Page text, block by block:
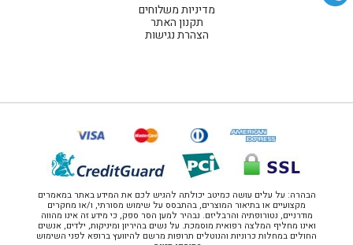
מדיניות משלוחים
תקנון האתר
הצהרת נגישות
הבהרה: על עלים עושה כמיטב יכולתה להגיש לכם את המידע באתר במאמרים
מקצועיים או בתיאור המוצרים, בהתבסס על שימוש מסורתי, ו/או מחקרים
מודרניים, נטורופתיה והרבליזם. נבהיר למען הסר ספק, כי מידע זה אינו מהווה
ואינו מחליף המלצה רפואית מוסמכת. על נשים בהיריון ומיניקות, ילדים, אנשים
החולים במחלות כרוניות והנוטלים תרופות מרשם להיוועץ ברופא לפני השימוש